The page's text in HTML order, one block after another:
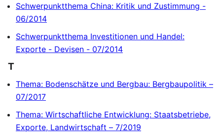
Schwerpunktthema China: Kritik und Zustimmung -
06/2014
Schwerpunktthema Investitionen und Handel:
Exporte - Devisen - 07/2014
T
Thema: Bodenschätze und Bergbau: Bergbaupolitik –
07/2017
Thema: Wirtschaftliche Entwicklung: Staatsbetriebe,
Exporte, Landwirtschaft – 7/2019